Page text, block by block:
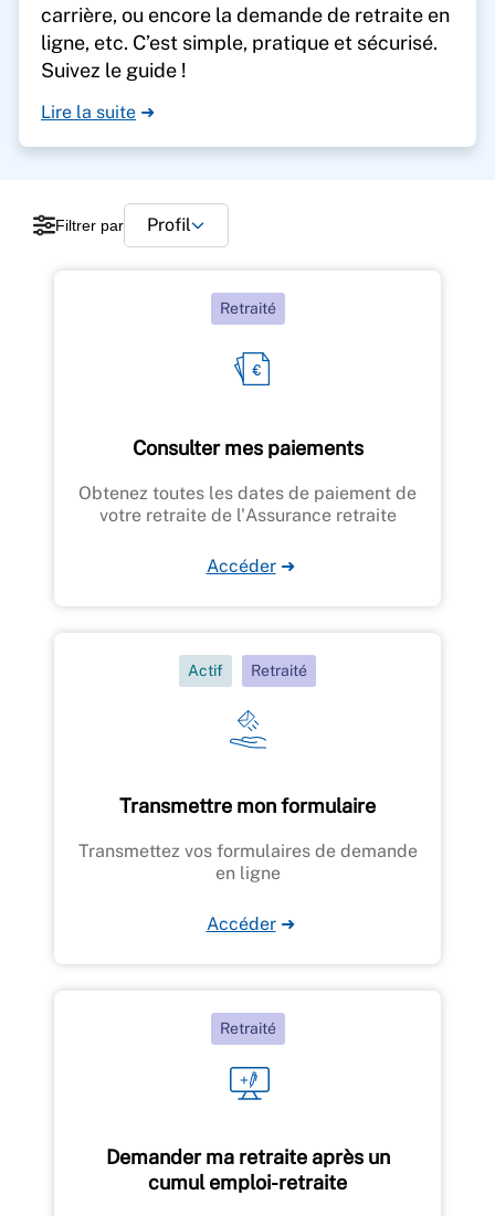
carrière, ou encore la demande de retraite en
ligne, etc. C’est simple, pratique et sécurisé.
Suivez le guide !
Lire la suite ➜
Filtrer par Profil
Consulter mes paiements
Retraité
Obtenez toutes les dates de paiement de
votre retraite de l'Assurance retraite
Accéder ➜
Transmettre mon formulaire
Actif Retraité
Transmettez vos formulaires de demande
en ligne
Accéder ➜
Demander ma retraite après un
cumul emploi-retraite
Retraité